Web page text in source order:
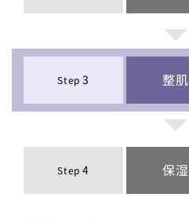
Step 3 整肌
Step 4 保湿